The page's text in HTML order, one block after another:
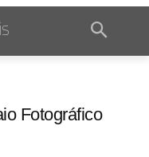
Fotográfico